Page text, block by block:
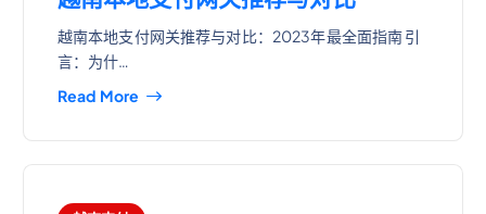
越南本地支付网关推荐与对比：2023年最全面指南 引
言：为什…
Read More